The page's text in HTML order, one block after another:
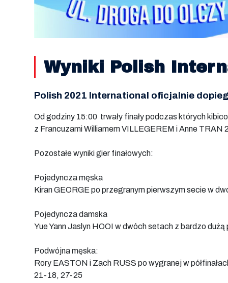
Wyniki Polish
Polish 2021 International oficjalnie
Od godziny 15:00 trwały finały podczas których
z Francuzami Williamem VILLEGEREM i Anne TRAN
Pozostałe wyniki gier finałowych:
Pojedyncza męska
Kiran GEORGE po przegranym pierwszym secie w
Pojedyncza damska
Yue Yann Jaslyn HOOI w dwóch setach z bardzo
Podwójna męska:
Rory EASTON i Zach RUSS po wygranej w
21-18, 27-25